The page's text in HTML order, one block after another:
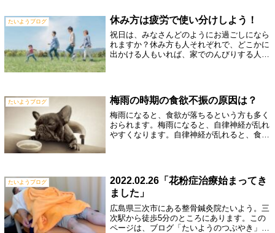
労...
たいようブログ 休み方は疲労で使い分けしよう！
祝日は、みなさんどのようにお過ごしになら
れますか？休み方も人それぞれで、どこかに
出かける人もいれば、家でのんびりする人も
ど...
たいようブログ 梅雨の時期の食欲不振の原因は？
梅雨になると、食欲が落ちるという方も多く
おられます。梅雨になると、自律神経が乱れ
やすくなります。自律神経が乱れると、食欲
たいようブログ
2022.02.26「花粉症治療始まってき
ました」
広島県三次市にある整骨鍼灸院たいよう。三
次駅から徒歩5分のところにあります。この
ページは、ブログ「たいようのつぶやき」で